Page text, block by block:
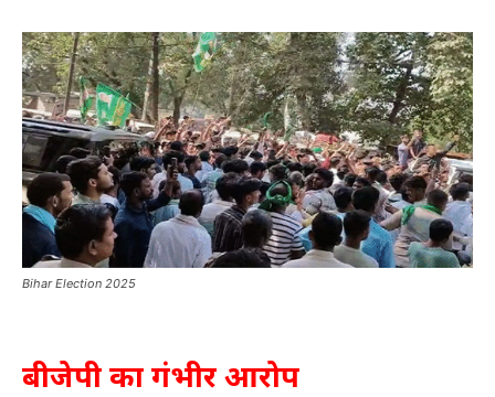
Bihar Election 2025
बीजेपी का गंभीर आरोप